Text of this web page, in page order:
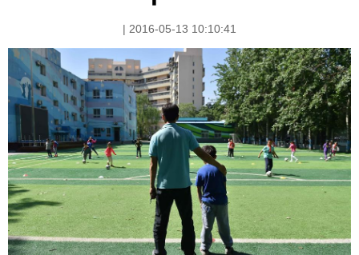
العلوم والصحة الثقافة والتعليم
الرياضة السياحة والبيئة
مؤتمر صحفى للخارجية الصور
| 2016-05-13 10:10:41